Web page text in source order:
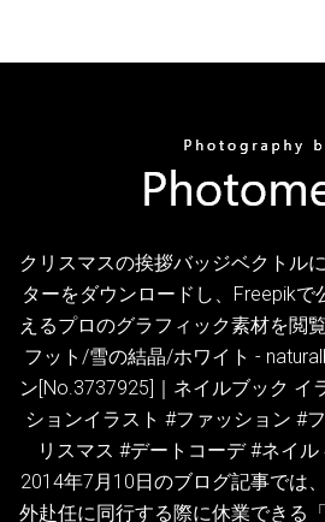
クリスマスの挨拶バッジベクトル
ターをダウンロードし、Freepikで
えるプロのグラフィック素材を閲
フット/雪の結晶/ホワイト -
ン[No.3737925]｜ネイルブック イ
ションイラスト #ファッション #
リスマス #デートコーデ #ネイル
2014年7月10日のブログ記事では
外赴任に同行する際に休業できる